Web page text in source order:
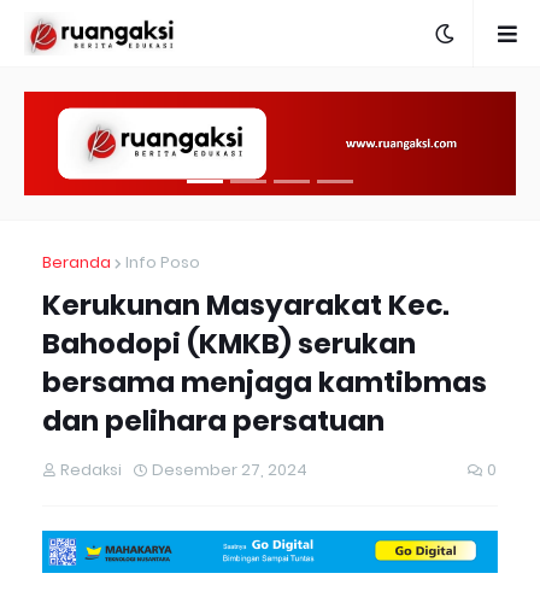
Beranda Info Poso
Kerukunan Masyarakat Kec.
Bahodopi (KMKB) serukan
bersama menjaga kamtibmas
dan pelihara persatuan
Redaksi Desember 27, 2024 0